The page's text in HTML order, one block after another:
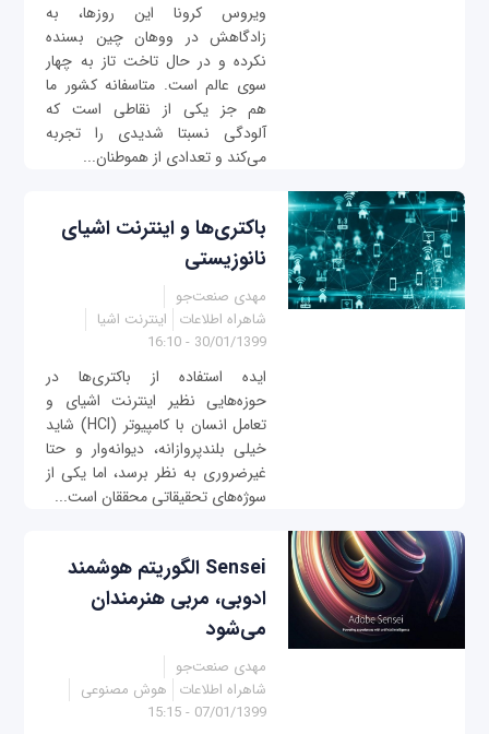
ویروس کرونا این روزها، به
زادگاهش در ووهان چین بسنده
نکرده و در حال تاخت تاز به چهار
سوی عالم است. متاسفانه کشور ما
هم جز یکی از نقاطی است که
آلودگی نسبتا شدیدی را تجربه
می‌کند و تعدادی از هموطنان...
باکتری‌‌ها و اینترنت اشیای
نانوزیستی
مهدی صنعت‌جو
شاهراه اطلاعات
اینترنت اشیا
30/01/1399 - 16:10
ایده استفاده از باکتری‌ها در
حوزه‌هایی نظیر اینترنت اشیای و
تعامل انسان با کامپیوتر (HCI) شاید
خیلی بلندپروازانه، دیوانه‌وار و حتا
غیرضروری به نظر برسد، اما یکی از
سوژه‌های تحقیقاتی محققان است...
Sensei الگوریتم هوشمند
ادوبی، مربی هنرمندان
می‌شود
مهدی صنعت‌جو
شاهراه اطلاعات
هوش مصنوعی
07/01/1399 - 15:15